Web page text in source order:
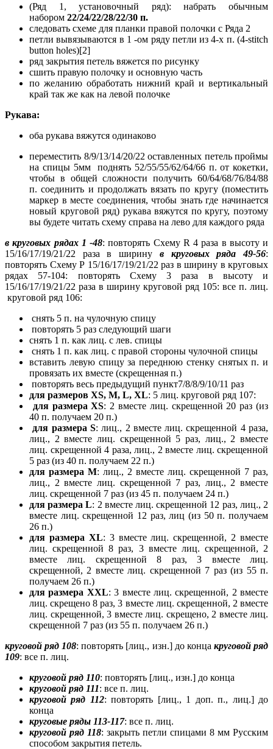
(Ряд 1, установочный ряд): набрать обычным
набором 22/24/22/28/22/30 п.
следовать схеме для планки правой полочки с Ряда 2
петли вывязываются в 1 -ом ряду петли из 4-х п. (4-stitch
button holes)[2]
ряд закрытия петель вяжется по рисунку
сшить правую полочку и основную часть
по желанию обработать нижний край и вертикальный
край так же как на левой полочке
Рукава:
оба рукава вяжутся одинаково
переместить 8/9/13/14/20/22 оставленных петель проймы
на спицы 5мм поднять 52/55/55/62/64/66 п. от кокетки,
чтобы в общей сложности получить 60/64/68/76/84/88
п. соединить и продолжать вязать по кругу (поместить
маркер в месте соединения, чтобы знать где начинается
новый круговой ряд) рукава вяжутся по кругу, поэтому
вы будете читать схему справа на лево для каждого ряда
в круговых рядах 1 -48: повторять Схему R 4 раза в высоту и
15/16/17/19/21/22 раза в ширину в круговых ряда 49-56:
повторять Схему Р 15/16/17/19/21/22 раз в ширину в круговых
рядах 57-104: повторять Схему 3 раза в высоту и
15/16/17/19/21/22 раза в ширину круговой ряд 105: все п. лиц.
круговой ряд 106:
снять 5 п. на чулочную спицу
повторять 5 раз следующий шаги
снять 1 п. как лиц. с лев. спицы
снять 1 п. как лиц. с правой стороны чулочной спицы
вставить левую спицу за переднюю стенку снятых п. и
провязать их вместе (скрещенная п.)
повторять весь предыдущий пункт7/8/8/9/10/11 раз
для размеров ХS, М, L, ХL: 5 лиц. круговой ряд 107:
для размера ХS: 2 вместе лиц. скрещенной 20 раз (из
40 п. получаем 20 п.)
для размера S: лиц., 2 вместе лиц. скрещенной 4 раза,
лиц., 2 вместе лиц. скрещенной 5 раз, лиц., 2 вместе
лиц. скрещенной 4 раза, лиц., 2 вместе лиц. скрещенной
5 раз (из 40 п. получаем 22 п.)
для размера М: лиц., 2 вместе лиц. скрещенной 7 раз,
лиц., 2 вместе лиц. скрещенной 7 раз, лиц., 2 вместе
лиц. скрещенной 7 раз (из 45 п. получаем 24 п.)
для размера L: 2 вместе лиц. скрещенной 12 раз, лиц., 2
вместе лиц. скрещенной 12 раз, лиц (из 50 п. получаем
26 п.)
для размера XL: 3 вместе лиц. скрещенной, 2 вместе
лиц. скрещенной 8 раз, 3 вместе лиц. скрещенной, 2
вместе лиц. скрещенной 8 раз, 3 вместе лиц.
скрещенной, 2 вместе лиц. скрещенной 7 раз (из 55 п.
получаем 26 п.)
для размера ХХL: 3 вместе лиц. скрещенной, 2 вместе
лиц. скрещено 8 раз, 3 вместе лиц. скрещенной, 2 вместе
лиц. скрещенной, 3 вместе лиц. скрещено, 2 вместе лиц.
скрещенной 7 раз (из 55 п. получаем 26 п.)
круговой ряд 108: повторять [лиц., изн.] до конца круговой ряд
109: все п. лиц.
круговой ряд 110: повторять [лиц., изн.] до конца
круговой ряд 111: все п. лиц.
круговой ряд 112: повторять [лиц., 1 доп. п., лиц.] до
конца
круговые ряды 113-117: все п. лиц.
круговой ряд 118: закрыть петли спицами 8 мм Русским
способом закрытия петель.